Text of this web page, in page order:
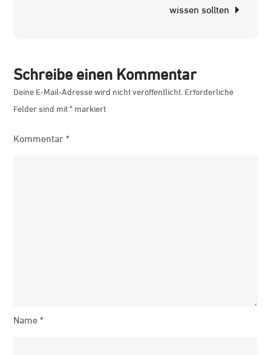
wissen sollten
Schreibe einen Kommentar
Deine E-Mail-Adresse wird nicht veröffentlicht. Erforderliche
Felder sind mit*markiert
Kommentar*
Name*